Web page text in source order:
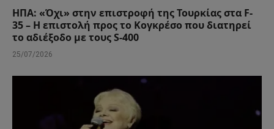
ΗΠΑ: «Όχι» στην επιστροφή της Τουρκίας στα F-
35 – Η επιστολή προς το Κογκρέσο που διατηρεί
το αδιέξοδο με τους S-400
25/07/2026